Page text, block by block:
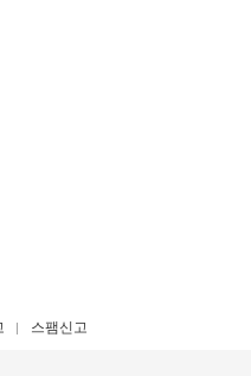
스팸신고